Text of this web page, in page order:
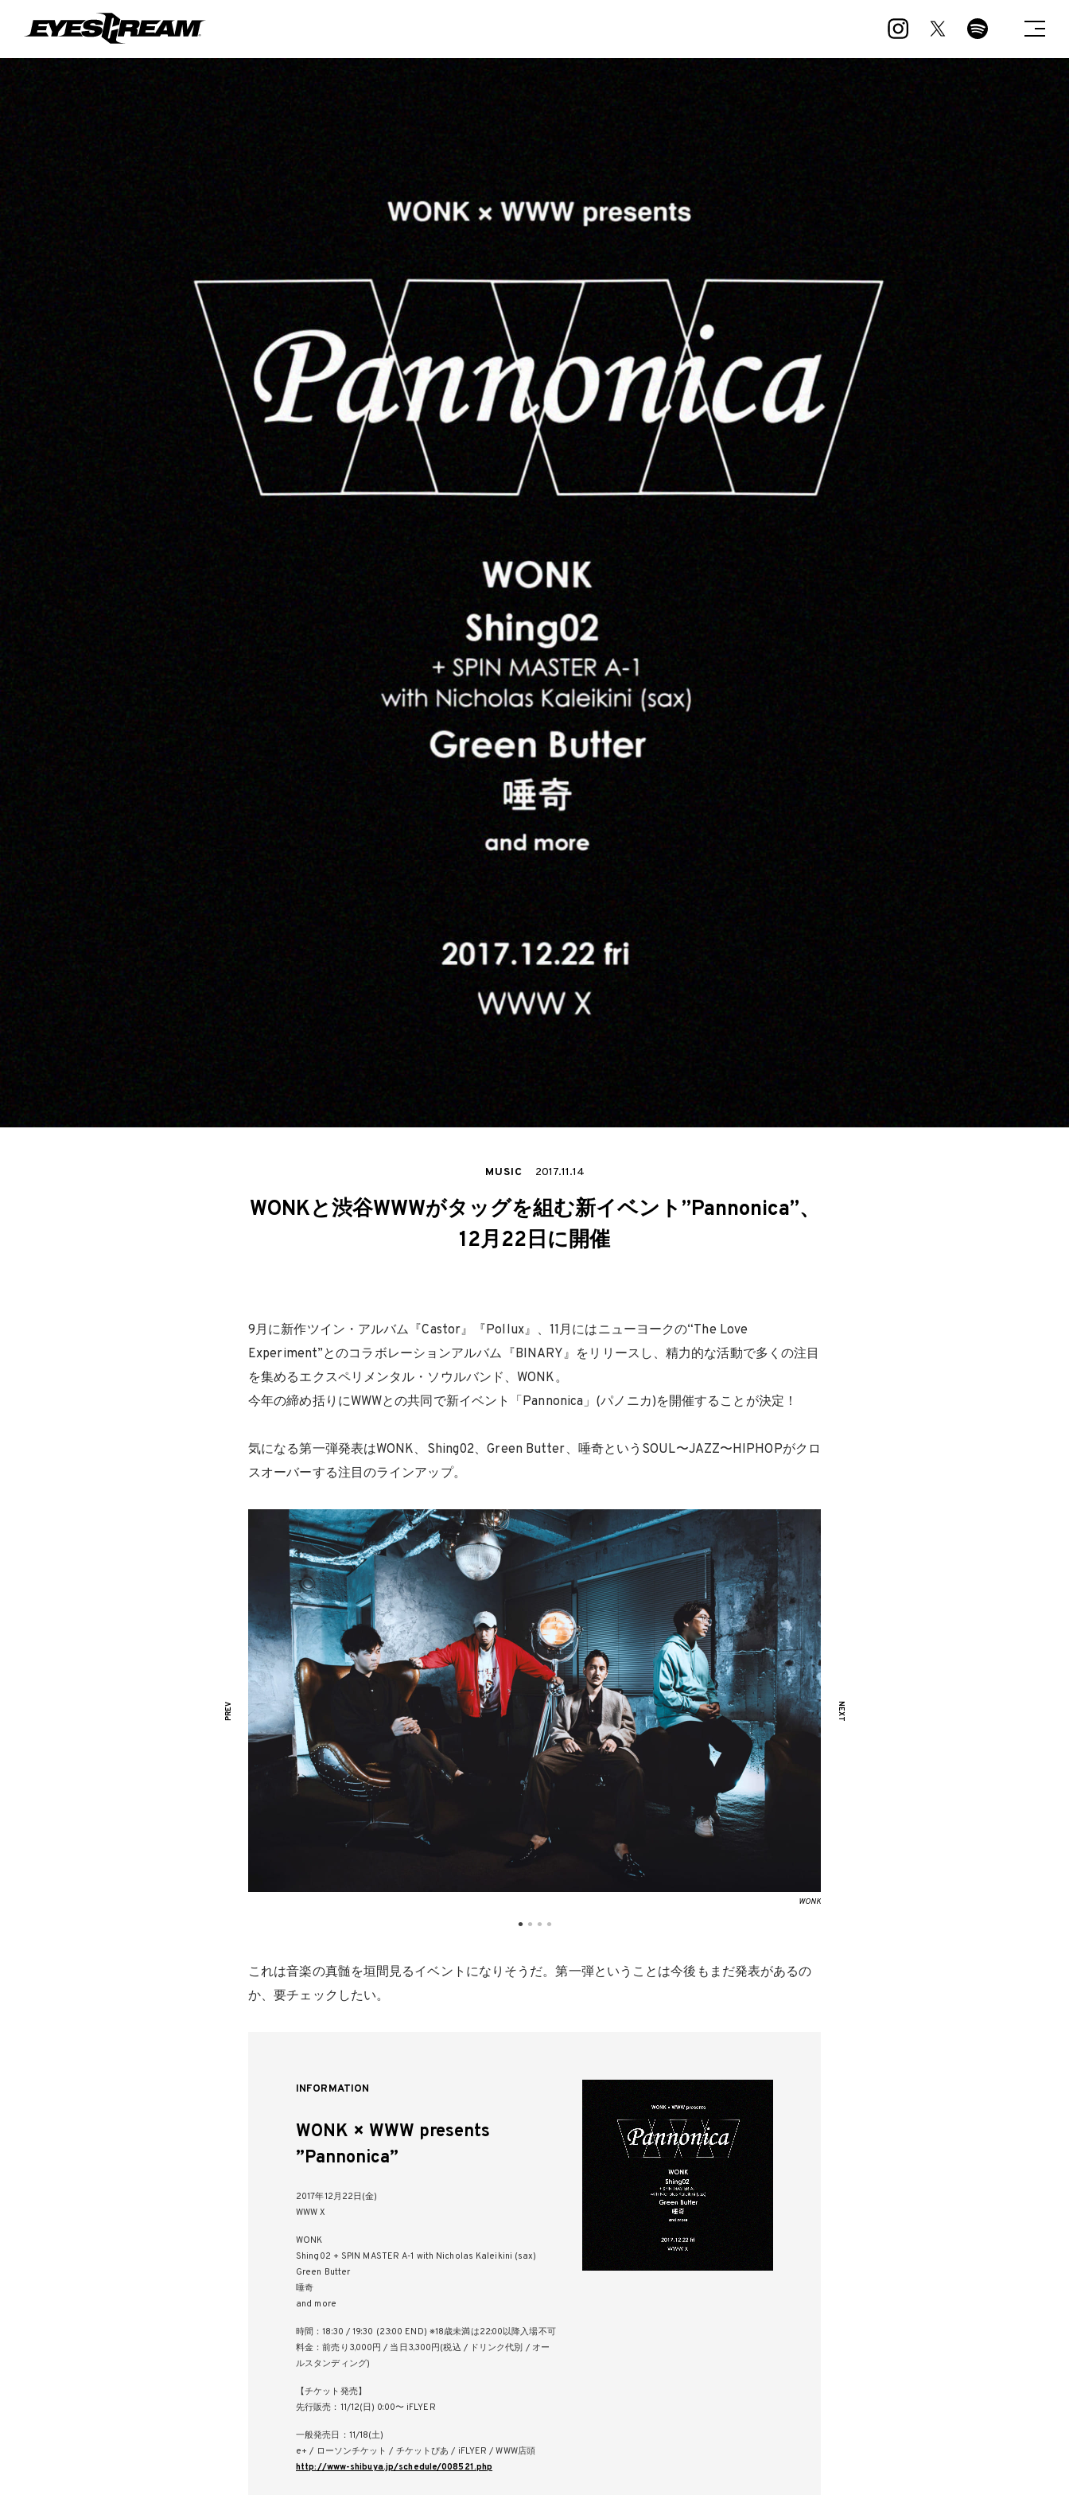
MUSIC 2017.11.14
WONKと渋谷WWWがタッグを組む新イベント”Pannonica”、
12月22日に開催
9月に新作ツイン・アルバム『Castor』『Pollux』、11月にはニューヨークの“The Love
Experiment”とのコラボレーションアルバム『BINARY』をリリースし、精力的な活動で多くの注目
を集めるエクスペリメンタル・ソウルバンド、WONK。
今年の締め括りにWWWとの共同で新イベント「Pannonica」(パノニカ)を開催することが決定！
気になる第一弾発表はWONK、Shing02、Green Butter、唾奇というSOUL〜JAZZ〜HIPHOPがクロ
スオーバーする注目のラインアップ。
WONK
これは音楽の真髄を垣間見るイベントになりそうだ。第一弾ということは今後もまだ発表があるの
か、要チェックしたい。
INFORMATION
WONK × WWW presents
”Pannonica”
2017年12月22日(金)
WWW X
WONK
Shing02 + SPIN MASTER A-1 with Nicholas Kaleikini (sax)
Green Butter
唾奇
and more
時間：18:30 / 19:30 (23:00 END) ※18歳未満は22:00以降入場不可
料金：前売り3,000円 / 当日3,300円(税込 / ドリンク代別 / オー
ルスタンディング)
【チケット発売】
先行販売：11/12(日) 0:00〜 iFLYER
一般発売日：11/18(土)
e+ / ローソンチケット / チケットぴあ / iFLYER / WWW店頭
http://www-shibuya.jp/schedule/008521.php